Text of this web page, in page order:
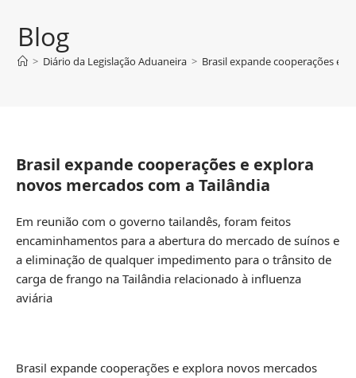
Blog
> Diário da Legislação Aduaneira > Brasil expande cooperações e
Brasil expande cooperações e explora
novos mercados com a Tailândia
Em reunião com o governo tailandês, foram feitos
encaminhamentos para a abertura do mercado de suínos e
a eliminação de qualquer impedimento para o trânsito de
carga de frango na Tailândia relacionado à influenza
aviária
Brasil expande cooperações e explora novos mercados